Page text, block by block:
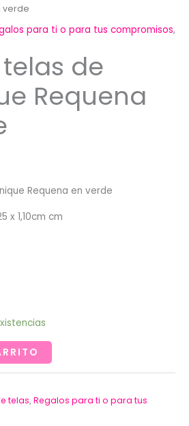
verde
para ti o para tus compromisos,
de
Requena
Requena en verde
x 1,10cm cm
telas,Regalos para ti o para tus